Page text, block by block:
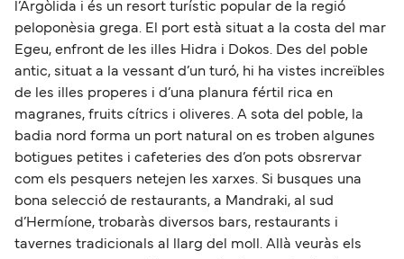
l’Argòlida i és un resort turístic popular de la regió
peloponèsia grega. El port està situat a la costa del mar
Egeu, enfront de les illes Hidra i Dokos. Des del poble
antic, situat a la vessant d’un turó, hi ha vistes increïbles
de les illes properes i d’una planura fértil rica en
magranes, fruits cítrics i oliveres. A sota del poble, la
badia nord forma un port natural on es troben algunes
botigues petites i cafeteries des d’on pots obsrervar
com els pesquers netejen les xarxes. Si busques una
bona selecció de restaurants, a Mandraki, al sud
d’Hermíone, trobaràs diversos bars, restaurants i
tavernes tradicionals al llarg del moll. Allà veuràs els